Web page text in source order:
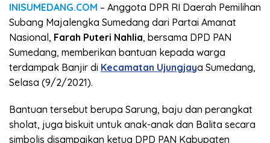
INISUMEDANG.COM – Anggota DPR RI Daerah Pemilihan
Subang Majalengka Sumedang dari Partai Amanat
Nasional, Farah Puteri Nahlia, bersama DPD PAN
Sumedang, memberikan bantuan kepada warga
terdampak Banjir di Kecamatan Ujungjaya Sumedang,
Selasa (9/2/2021).
Bantuan tersebut berupa Sarung, baju dan perangkat
sholat, juga biskuit untuk anak-anak dan Balita secara
simbolis disampaikan ketua DPD PAN Kabupaten